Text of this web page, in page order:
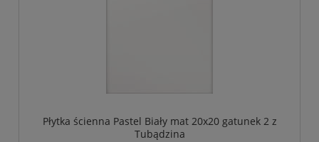
Płytka ścienna Pastel Biały mat 20x20 gatunek 2 z
Tubądzina